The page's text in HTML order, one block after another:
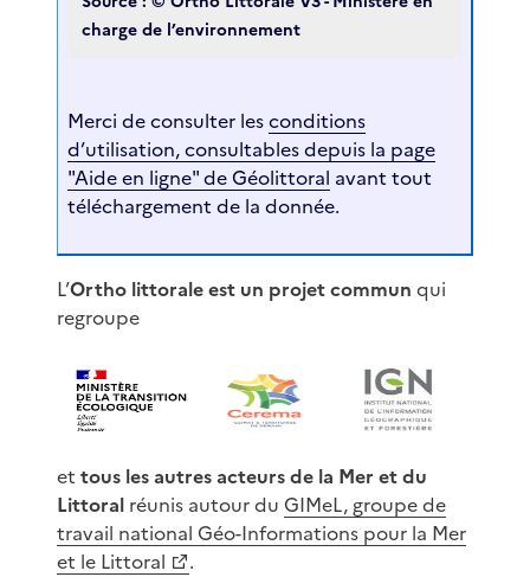
charge de l’environnement
Merci de consulter lesconditions
d’utilisation, consultables depuis la page
"Aide en ligne" de Géolittoral avant tout
téléchargement de la donnée.
L’Ortho littorale est un projet commun qui
regroupe
et tous les autres acteurs de la Mer et du
Littoral réunis autour du GIMeL, groupe de
travail national Géo-Informations pour la Mer
et le Littoral
.